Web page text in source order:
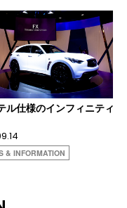
ル仕様のインフィニティ
& INFORMATION